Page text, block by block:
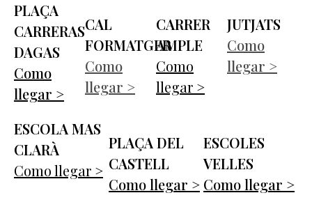
PLAÇA
CARRERAS
DAGAS
Como
llegar >
CAL
FORMATGER
Como
llegar >
CARRER
AMPLE
Como
llegar >
JUTJATS
Como
llegar >
ESCOLA MAS
CLARÀ
Como llegar >
PLAÇA DEL
CASTELL
Como llegar >
ESCOLES
VELLES
Como llegar >